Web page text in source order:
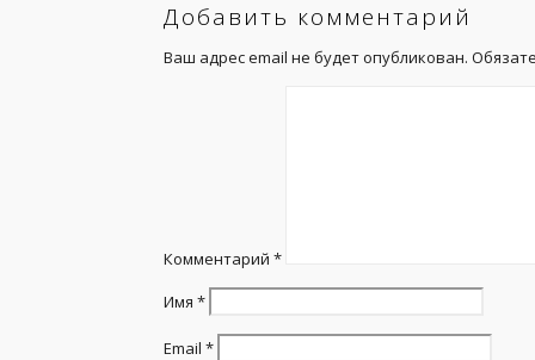
Добавить комментарий
Ваш адрес email не будет опубликован.
Комментарий *
Имя *
Email *